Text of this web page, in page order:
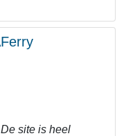
site is heel